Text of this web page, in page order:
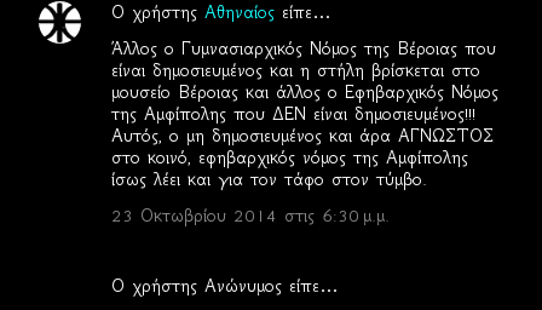
Ο χρήστης Αθηναίος είπε…
Άλλος ο Γυμνασιαρχικός Νόμος της Βέροιας που
είναι δημοσιευμένος και η στήλη βρίσκεται στο
μουσείο Βέροιας και άλλος ο Εφηβαρχικός Νόμος
της Αμφίπολης που ΔΕΝ είναι δημοσιευμένος!!!
Αυτός, ο μη δημοσιευμένος και άρα ΑΓΝΩΣΤΟΣ
στο κοινό, εφηβαρχικός νόμος της Αμφίπολης
ίσως λέει και για τον τάφο στον τύμβο.
23 Οκτωβρίου 2014 στις 6:30 μ.μ.
Ο χρήστης Ανώνυμος είπε…